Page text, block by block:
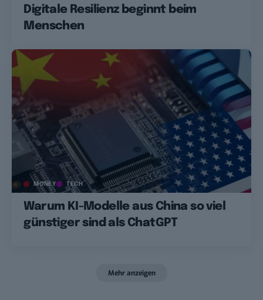
Digitale Resilienz beginnt beim
Menschen
MONEY TECH
Warum KI-Modelle aus China so viel
günstiger sind als ChatGPT
Mehr anzeigen